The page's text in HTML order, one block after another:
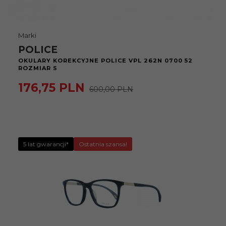
Marki
POLICE
OKULARY KOREKCYJNE POLICE VPL 262N 0700 52
ROZMIAR S
176,75 PLN 600,00 PLN
5 lat gwarancji* Ostatnia szansa!